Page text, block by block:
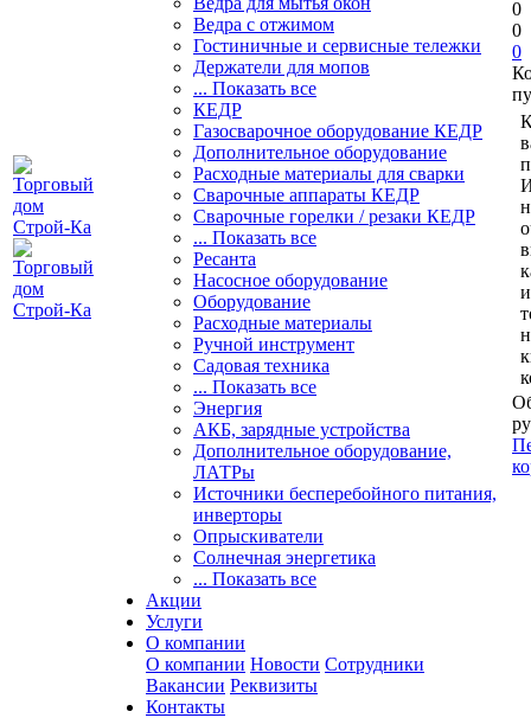
Ведра с отжимом
Гостиничные и сервисные тележки
Держатели для мопов
... Показать все
КЕДР
Газосварочное оборудование КЕДР
Дополнительное оборудование
Расходные материалы для сварки
Сварочные аппараты КЕДР
Сварочные горелки / резаки КЕДР
... Показать все
Ресанта
Насосное оборудование
Оборудование
Расходные материалы
Ручной инструмент
Садовая техника
... Показать все
Энергия
АКБ, зарядные устройства
Дополнительное оборудование,
ЛАТРы
Источники бесперебойного питания,
инверторы
Опрыскиватели
Солнечная энергетика
... Показать все
Акции
Услуги
О компании
О компании Новости Сотрудники
Вакансии Реквизиты
Контакты
0
0
0